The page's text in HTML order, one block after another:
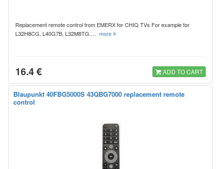
Replacement remote control from EMERX for CHIQ TVs For example for
L32H8CG, L40G7B, L32M8TG.… more
16.4 € ADD TO CART
Blaupunkt 40FBG5000S 43QBG7000 replacement remote
control